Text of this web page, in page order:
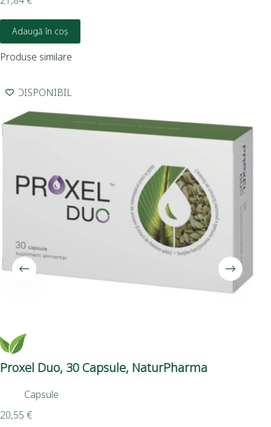
Adaugă în coș
Produse similare
INDISPONIBIL
Proxel Duo, 30 Capsule, NaturPharma
Capsule
20,55 €